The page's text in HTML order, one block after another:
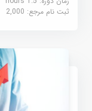
ثبت نام مرجع:2,000